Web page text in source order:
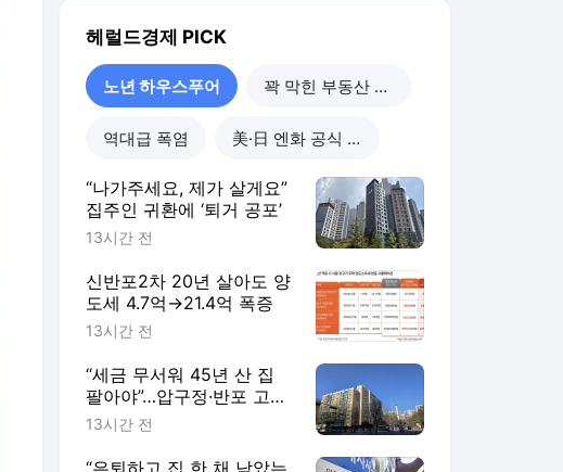
헤럴드경제 PICK
노년 하우스푸어 꽉 막힌 부동산 공급
역대급 폭염 美·日 엔화 공식 개입
“나가주세요, 제가 살게요”
집주인 귀환에 ‘퇴거 공포’
13시간 전
신반포2차 20년 살아도 양
도세 4.7억→21.4억 폭증
13시간 전
“세금 무서워 45년 산 집
팔아야”…압구정·반포 고령
층 울분
13시간 전
“은퇴하고 집 한 채 남았는